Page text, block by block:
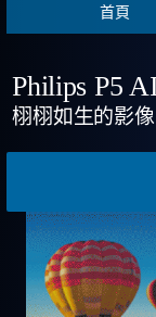
首頁
Philips P5
栩栩如生的影